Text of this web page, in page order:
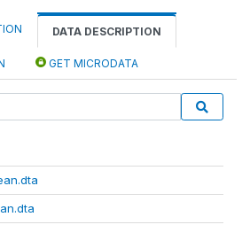
DATA DESCRIPTION
GET MICRODATA